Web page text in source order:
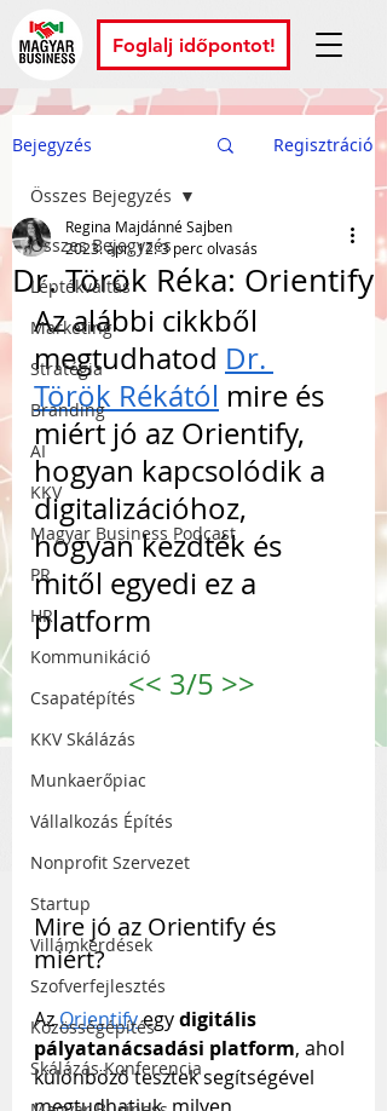
Foglalj időpontot!
Bejegyzés Regisztráció
Összes Bejegyzés
Léptékváltás
Marketing
Stratégia
Branding
AI
KKV
Magyar Business Podcast
PR
HR
Kommunikáció
Csapatépítés
KKV Skálázás
Munkaerőpiac
Vállalkozás Építés
Nonprofit Szervezet
Startup
Villámkérdések
Szofverfejlesztés
Közösségépítés
Skálázás Konferencia
Összes Bejegyzés
Dr. Török Réka: Orientify
Regina Majdánné Sajben
2023. ápr. 12.3 perc olvasás
Az alábbi cikkből
megtudhatod Dr.
Török Rékától mire és
miért jó az Orientify,
hogyan kapcsolódik a
digitalizációhoz,
hogyan kezdték és
mitől egyedi ez a
platform
<< 3/5 >>
Mire jó az Orientify és
miért?
Az Orientify egy digitális
pályatanácsadási platform, ahol
különböző tesztek segítségével